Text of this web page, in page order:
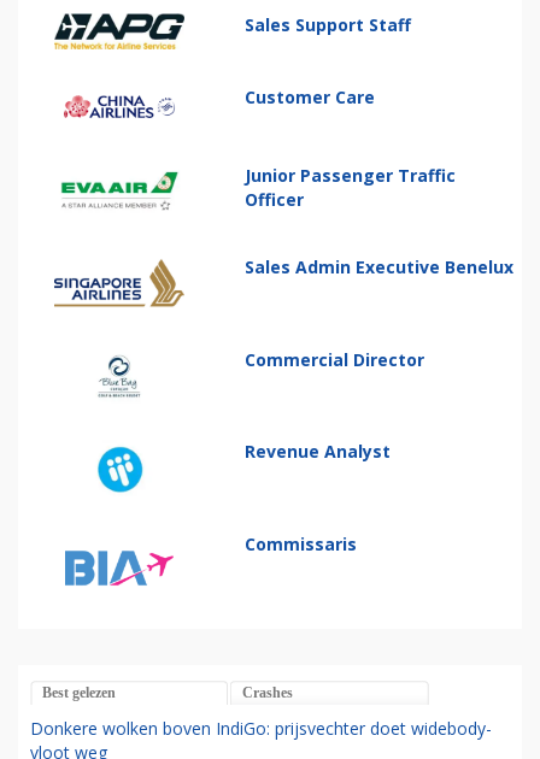
Sales Support Staff
Customer Care
Junior Passenger Traffic
Officer
Sales Admin Executive Benelux
Commercial Director
Revenue Analyst
Commissaris
Best gelezen Crashes
Donkere wolken boven IndiGo: prijsvechter doet widebody-
vloot weg